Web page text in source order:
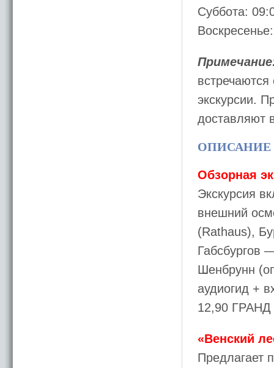
Суббота:
экскурсии.
доставляют
ОПИСАНИЕ
Обзорная
Экскурсия
внешний
(Rathaus),
Габсбургов
Шенбрунн
аудиогид +
12,90 ГРАНД
«Венский
Предлагает